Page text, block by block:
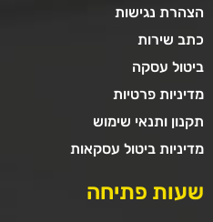
הצהרת נגישות
כתב שירות
ביטול עסקה
מדיניות פרטיות
תקנון ותנאי שימוש
מדיניות ביטול עסקאות
שעות פתיחה